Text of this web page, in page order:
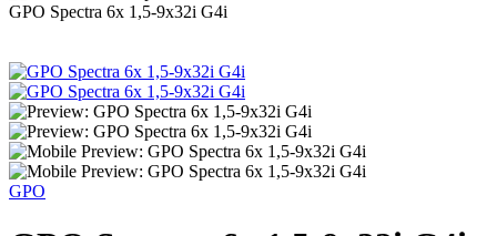
GPO Spectra 6x 1,5-9x32i G4i
GPO